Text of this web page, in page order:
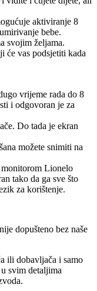
aktiviranje 8
bebe.
svojim željama.
će vas podsjetiti kada
vrijeme rada do 8
i odgovoran je za
Do tada je ekran
možete snimiti na
Lionelo
tako da ga sve što
za korištenje.
dopušteno bez naše
ili dobavljača i samo
svim detaljima